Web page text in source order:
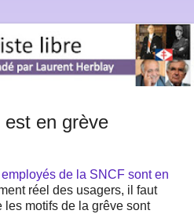
est en grève
employés de la SNCF sont en
réel des usagers, il faut
motifs de la grêve sont